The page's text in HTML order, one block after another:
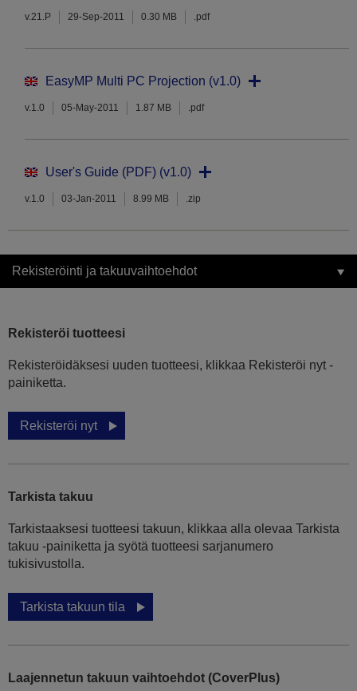
v.21.P 29-Sep-2011 0.30 MB .pdf
EasyMP Multi PC Projection (v1.0)
v.1.0 05-May-2011 1.87 MB .pdf
User's Guide (PDF) (v1.0)
v.1.0 03-Jan-2011 8.99 MB .zip
Rekisteröinti ja takuuvaihtoehdot
Rekisteröi tuotteesi
Rekisteröidäksesi uuden tuotteesi, klikkaa Rekisteröi nyt -
painiketta.
Rekisteröi nyt
Tarkista takuu
Tarkistaaksesi tuotteesi takuun, klikkaa alla olevaa Tarkista
takuu -painiketta ja syötä tuotteesi sarjanumero
tukisivustolla.
Tarkista takuun tila
Laajennetun takuun vaihtoehdot (CoverPlus)